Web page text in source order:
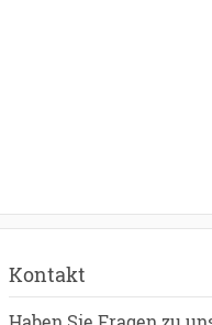
Kontakt